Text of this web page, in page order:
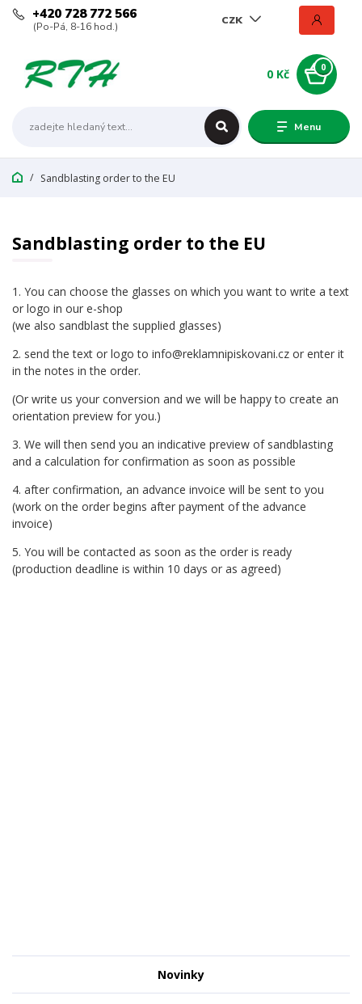
Menu
CZK
+420 728 772 566
(Po-Pá, 8-16 hod.)
0
0 Kč
Sandblasting order to the EU
Novinky
Sandblasting order to the EU
1. You can choose the glasses on which you want to write a text
or logo in our e-shop
(we also sandblast the supplied glasses)
2. send the text or logo to info@reklamnipiskovani.cz or enter it
in the notes in the order.
(Or write us your conversion and we will be happy to create an
orientation preview for you.)
3. We will then send you an indicative preview of sandblasting
and a calculation for confirmation as soon as possible
4. after confirmation, an advance invoice will be sent to you
(work on the order begins after payment of the advance
invoice)
5. You will be contacted as soon as the order is ready
(production deadline is within 10 days or as agreed)